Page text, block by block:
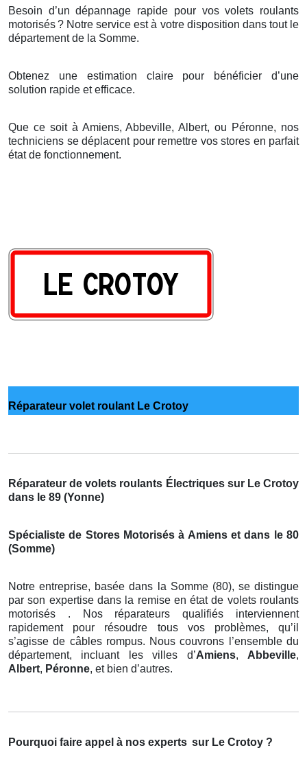
Besoin d’un dépannage rapide pour vos volets roulants
motorisés? Notre service està votre disposition dans tout le
département de la Somme.
Obtenez une estimation claire pour bénéficier d’une
solution rapide et efficace.
Que ce soit à Amiens, Abbeville, Albert, ou Péronne, nos
techniciens se déplacent pour remettre vos stores en parfait
état de fonctionnement.
Réparateur volet roulant Le Crotoy
Réparateur de volets roulants Électriques sur Le Crotoy
dans le 89 (Yonne)
Spécialiste de Stores Motorisés à Amiens et dans le 80
(Somme)
Notre entreprise, basée dans la Somme (80), se distingue
par son expertise dans la remise en état de volets roulants
motorisés . Nos réparateurs qualifiés interviennent
rapidement pour résoudre tous vos problèmes, qu’il
s’agisse de câbles rompus. Nous couvrons l’ensemble du
département, incluant les villes d’Amiens, Abbeville,
Albert, Péronne, et bien d’autres.
Pourquoi faire appel à nos experts sur Le Crotoy ?